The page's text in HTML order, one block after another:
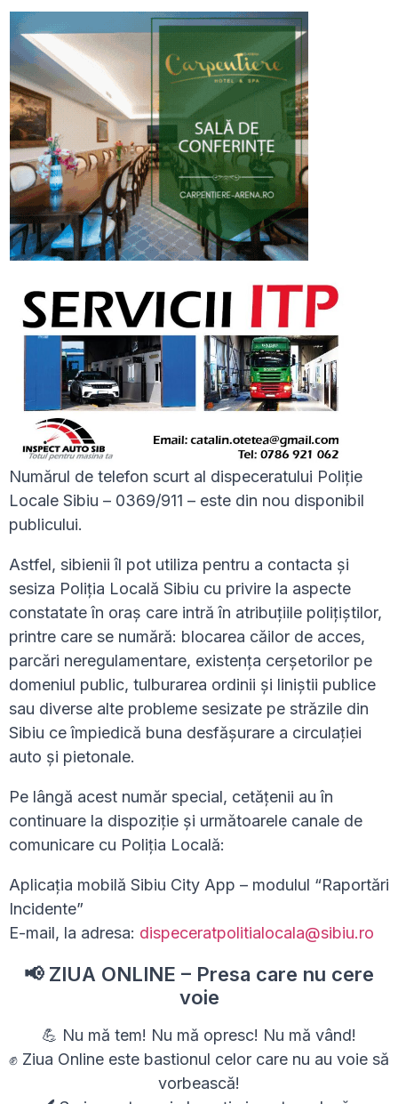
Numărul de telefon scurt al dispeceratului Poliție
Locale Sibiu – 0369/911 – este din nou disponibil
publicului.
Astfel, sibienii îl pot utiliza pentru a contacta și
sesiza Poliția Locală Sibiu cu privire la aspecte
constatate în oraș care intră în atribuțiile polițiștilor,
printre care se numără: blocarea căilor de acces,
parcări neregulamentare, existența cerșetorilor pe
domeniul public, tulburarea ordinii și liniștii publice
sau diverse alte probleme sesizate pe străzile din
Sibiu ce împiedică buna desfășurare a circulației
auto și pietonale.
Pe lângă acest număr special, cetățenii au în
continuare la dispoziție și următoarele canale de
comunicare cu Poliția Locală:
Aplicația mobilă Sibiu City App – modulul “Raportări
Incidente”
E-mail, la adresa: dispeceratpolitialocala@sibiu.ro
📢 ZIUA ONLINE – Presa care nu cere
voie
💪 Nu mă tem! Nu mă opresc! Nu mă vând!
✊ Ziua Online este bastionul celor care nu au voie să
vorbească!